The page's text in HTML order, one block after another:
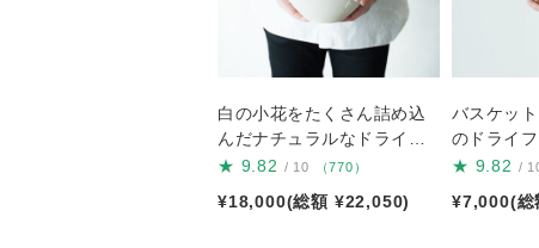
白の小花をたくさん詰め込
んだナチュラルなドライフ
ラワーアレンジ
★ 9.82 / 10 （770）
¥18,000(総額 ¥22,050)
バスケッ
のドライ
★ 9.82 /
¥7,000(総